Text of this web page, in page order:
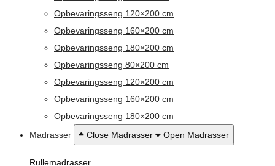
Opbevaringsseng 120×200 cm
Opbevaringsseng 160×200 cm
Opbevaringsseng 180×200 cm
Opbevaringsseng 80×200 cm
Opbevaringsseng 120×200 cm
Opbevaringsseng 160×200 cm
Opbevaringsseng 180×200 cm
Madrasser
Close Madrasser Open Madrasser
Rullemadrasser